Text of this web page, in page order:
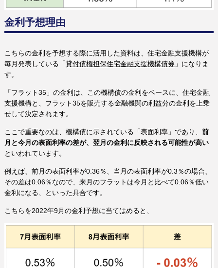
金利予想理由
こちらの金利を予想する際に活用した資料は、住宅金融支援機構が
毎月発表している「貸付債権担保住宅金融支援機構債券 」になりま
す。
「フラット35」の金利は、この機構債の金利をベースに、住宅金融
支援機構と、フラット35を販売する金融機関の利益分の金利を上乗
せして決定されます。
ここで重要なのは、機構債に示されている「表面利率」であり、 前
月と今月の表面利率の差が、翌月の金利に反映される可能性が高い
といわれています。
例えば、前月の表面利率が0.36％、当月の表面利率が0.3％の場合、
その差は0.06％なので、来月のフラットは今月と比べて0.06％低い
金利になる、といった具合です。
こちらを2022年9月の金利予想に当てはめると、